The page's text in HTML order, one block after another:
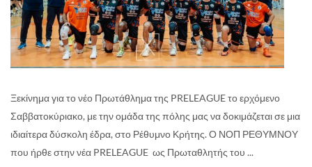
Ξεκίνημα για το νέο Πρωτάθλημα της PRELEAGUE το ερχόμενο
Σαββατοκύριακο, με την ομάδα της πόλης μας να δοκιμάζεται σε μια
ιδιαίτερα δύσκολη έδρα, στο Ρέθυμνο Κρήτης. Ο ΝΟΠ ΡΕΘΥΜΝΟΥ
που ήρθε στην νέα PRELEAGUE ως Πρωταθλητής του ...